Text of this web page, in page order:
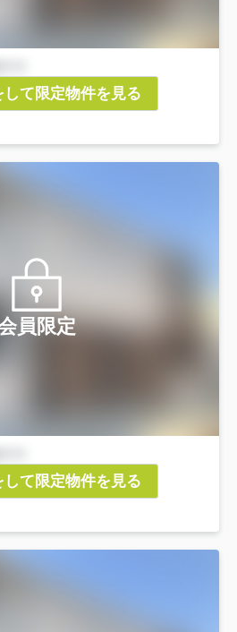
て限定物件を見る
員限定
て限定物件を見る